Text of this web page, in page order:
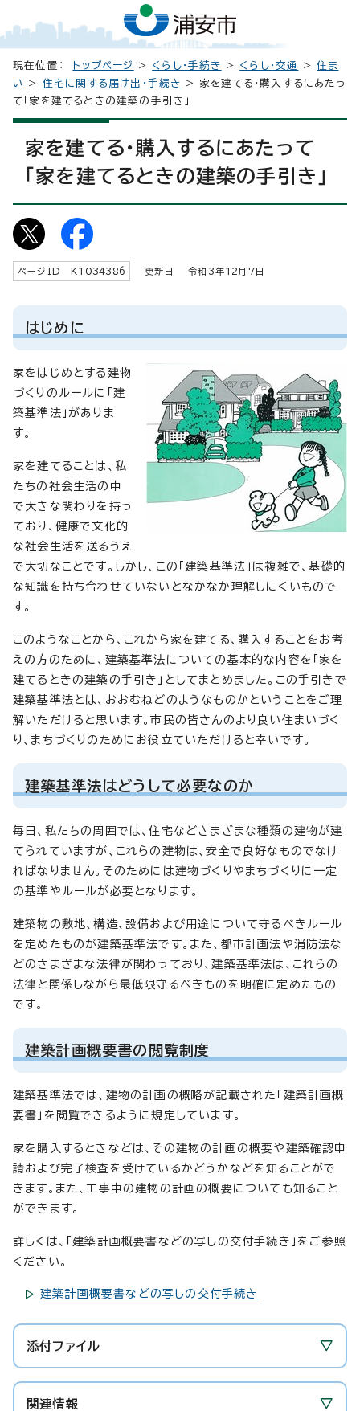
現在位置： トップページ > くらし・手続き > くらし・交通 >住ま
い
> 住宅に関する届け出・手続き
> 家を建てる・購入するにあたっ
て「家を建てるときの建築の手引き」
家を建てる・購入するにあたって
「家を建てるときの建築の手引き」
ページID K 1034386 更新日 令和3年12 月7日
はじめに
家をはじめとする建物
づくりのルールに「建
築基準法」がありま
す。
家を建てることは、私
たちの社会生活の中
で大きな関わりを持っ
ており、健康で文化的
な社会生活を送るうえ
で大切なことです。しかし、この「建築基準法」は複雑で、基礎的
な知識を持ち合わせていないとなかなか理解しにくいもので
す。
このようなことから、これから家を建てる、購入することをお考
えの方のために、建築基準法についての基本的な内容を「家を
建てるときの建築の手引き」としてまとめました。この手引きで
建築基準法とは、おおむねどのようなものかということをご理
解いただけると思います。市民の皆さんのより良い住まいづく
り、まちづくりのためにお役立ていただけると幸いです。
建築基準法はどうして必要なのか
毎日、私たちの周囲では、住宅などさまざまな種類の建物が建
てられていますが、これらの建物は、安全で良好なものでなけ
ればなりません。そのためには建物づくりやまちづくりに一定
の基準やルールが必要となります。
建築物の敷地、構造、設備および用途について守るべきルール
を定めたものが建築基準法です。また、都市計画法や消防法な
どのさまざまな法律が関わっており、建築基準法は、これらの
法律と関係しながら最低限守るべきものを明確に定めたもの
です。
建築計画概要書の閲覧制度
建築基準法では、建物の計画の概略が記載された「建築計画概
要書」を閲覧できるように規定しています。
家を購入するときなどは、その建物の計画の概要や建築確認申
請および完了検査を受けているかどうかなどを知ることがで
きます。また、工事中の建物の計画の概要についても知ること
ができます。
詳しくは、「建築計画概要書などの写しの交付手続き」をご参照
ください。
建築計画概要書などの写しの交付手続き
添付ファイル
関連情報